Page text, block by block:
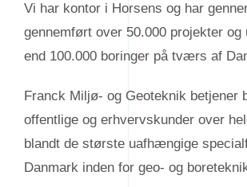
Vi har kontor i Horsens og har
gennemført over 50.000 projekter og
end 100.000 boringer på tværs af
Franck Miljø- og Geoteknik betjener
offentlige og erhvervskunder over
blandt de største uafhængige
Danmark inden for geo- og